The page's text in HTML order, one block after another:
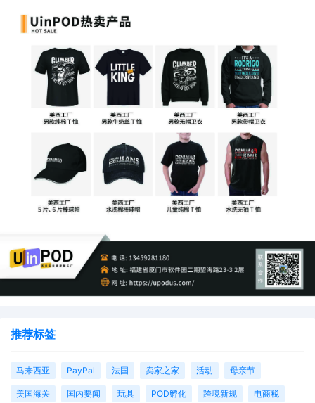
推荐标签
马来西亚 PayPal 法国 卖家之家 活动 母亲节
美国海关 国内要闻 玩具 POD孵化 跨境新规 电商税